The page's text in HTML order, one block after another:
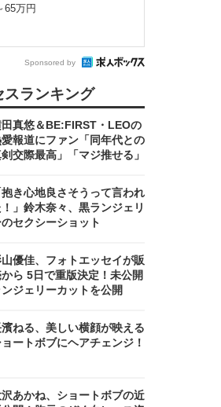
65万円
Sponsored by
スランキング
真悠＆BE:FIRST・LEOの
報道にファン「同年代との
交際最高」「マジ推せる」
抱き心地良さそうって言われ
！」鈴木奈々、黒ランジェリ
のセクシーショット
優佳、フォトエッセイが販
ら 5日で重版決定！未公開
ンジェリーカットを公開
ねる、美しい横顔が映える
ョートボブにヘアチェンジ！
沢あかね、ショートボブの近